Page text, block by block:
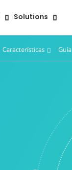
Solutions
Características Guía